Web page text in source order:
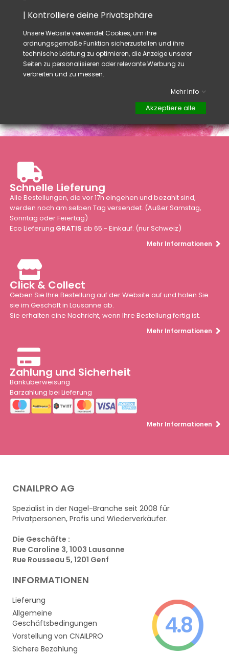
Saugen Siedie Innenseite des Filters
Ihnen helfen beimpflegen.
Schnelle Lieferung
Alle Bestellungen, die vor 17h eingehen und bezahlt sind,
werden noch am selben Tag versendet. (Außer Samstag,
Sonntag oder Feiertag)
Eco Lieferung GRATIS ab 65.- Einkauf. (nur Schweiz)
Mehr Informationen
Click & Collect
Geben Sie Ihre Bestellung auf der Website auf und holen Sie
sie im Geschäft in Lausanne ab.
Sie erhalten eine Nachricht, wenn Ihre Bestellung fertig ist.
Mehr Informationen
Zahlung und Sicherheit
Banküberweisung
Barzahlung bei Lieferung
Mehr Informationen
CNAILPRO AG
Spezialist in der Nagel-Branche seit 2008 für
Privatpersonen, Profis und Wiederverkäufer.
Die Geschäfte :
Rue Caroline 3, 1003 Lausanne
Rue Rousseau 5, 1201 Genf
INFORMATIONEN
Lieferung
Allgemeine
Geschäftsbedingungen
Vorstellung von CNAILPRO
Sichere Bezahlung
4.8
| Kontrolliere deine Privatsphäre
Unsere Website verwendet Cookies, um ihre
ordnungsgemäße Funktion sicherzustellen und ihre
technische Leistung zu optimieren, die Anzeige unserer
Seiten zu personalisieren oder relevante Werbung zu
verbreiten und zu messen.
Mehr Info
Akzeptiere alle